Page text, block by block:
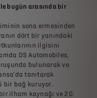
bugün arasında bir
sona ermesinden
dört bir yanındaki
ilgisini
DS Automobiles,
bulunarak ve
tanıtarak
bir bağ kuruyor.
ilham kaynağı ve 20.